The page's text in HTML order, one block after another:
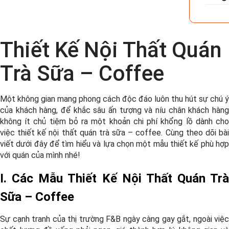
Thiết Kế Nội Thất Quán
Trà Sữa – Coffee
Một không gian mang phong cách độc đáo luôn thu hút sự chú ý
của khách hàng, để khắc sâu ấn tượng và níu chân khách hàng
không ít chủ tiệm bỏ ra một khoản chi phí khổng lồ dành cho
việc thiết kế nội thất quán trà sữa – coffee. Cùng theo dõi bài
viết dưới đây để tìm hiểu và lựa chọn một mẫu thiết kế phù hợp
với quán của mình nhé!
I. Các Mẫu Thiết Kế Nội Thất Quán Trà
Sữa – Coffee
Sự cạnh tranh của thị trường F&B ngày càng gay gắt, ngoài việc